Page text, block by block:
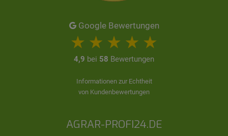
Google Bewertungen
4,9 bei 58 Bewertungen
Informationen zur Echtheit
von Kundenbewertungen
AGRAR-PROFI24.DE